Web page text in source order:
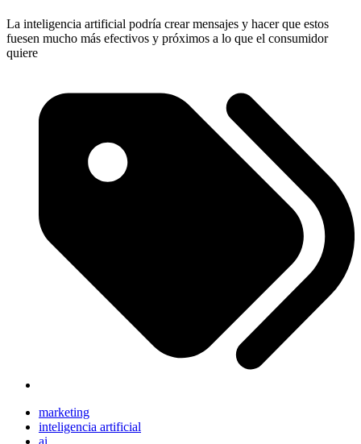
La inteligencia artificial podría crear mensajes y hacer que estos
fuesen mucho más efectivos y próximos a lo que el consumidor
quiere
marketing
inteligencia artificial
ai